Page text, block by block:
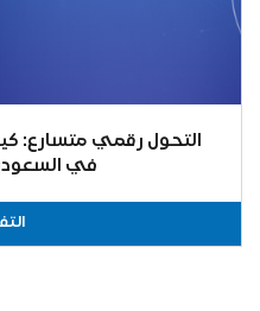
التحول رقمي متسارع:
في